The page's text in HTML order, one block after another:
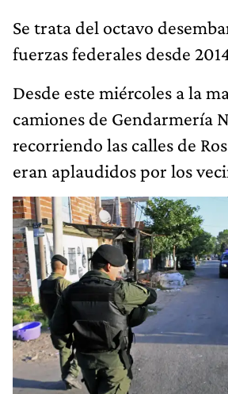
Se trata del octavo
fuerzas federales desde
Desde este miércoles a la
camiones de Gendarmería
recorriendo las calles de
eran aplaudidos por los